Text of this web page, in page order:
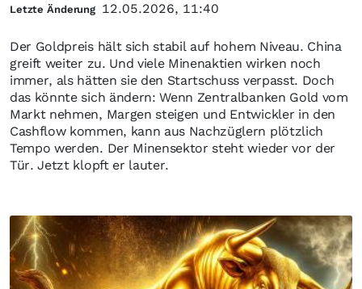
Der Goldpreis hält sich stabil auf hohem Niveau. China
greift weiter zu. Und viele Minenaktien wirken noch
immer, als hätten sie den Startschuss verpasst. Doch
das könnte sich ändern: Wenn Zentralbanken Gold vom
Markt nehmen, Margen steigen und Entwickler in den
Cashflow kommen, kann aus Nachzüglern plötzlich
Tempo werden. Der Minensektor steht wieder vor der
Tür. Jetzt klopft er lauter.
Letzte Änderung 12.05.2026, 11:40